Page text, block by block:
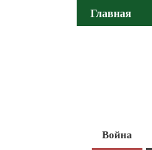
Главная
Война